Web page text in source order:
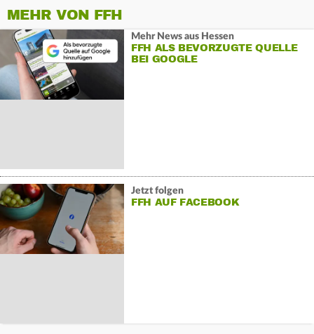
MEHR VON FFH
Mehr News aus Hessen
FFH ALS BEVORZUGTE QUELLE
BEI GOOGLE
Jetzt folgen
FFH AUF FACEBOOK